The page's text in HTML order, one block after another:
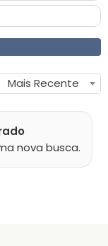
Mais Recente
nova busca.